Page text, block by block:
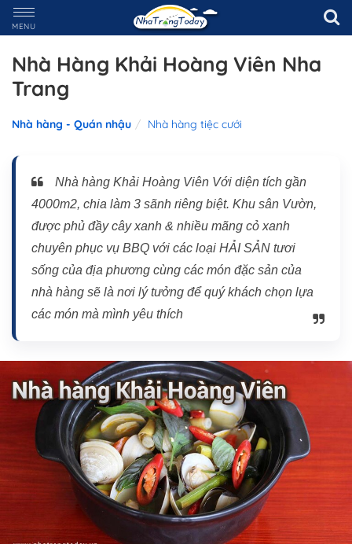
MENU
Nhà Hàng Khải Hoàng Viên Nha
Trang
Nhà hàng - Quán nhậu Nhà hàng tiệc cưới
Nhà hàng Khải Hoàng Viên Với diện tích gần
4000m2, chia làm 3 sãnh riêng biệt. Khu sân Vườn,
được phủ đầy cây xanh & nhiều mãng cỏ xanh
chuyên phục vụ BBQ với các loại HẢI SẢN tươi
sống của địa phương cùng các món đặc sản của
nhà hàng sẽ là nơi lý tưởng để quý khách chọn lựa
các món mà mình yêu thích